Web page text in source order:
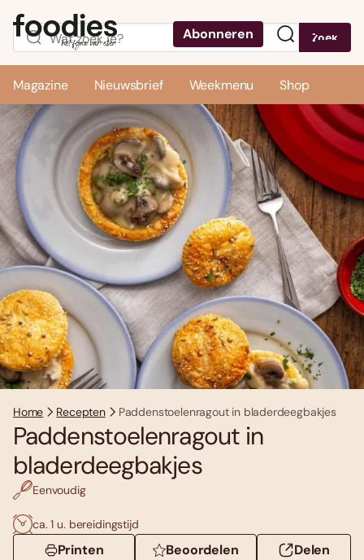
Abonneren Zoek
Magazine Nieuwsbrief Weekmenu Shop
Home Recepten Paddenstoelenragout in bladerdeegbakjes
Paddenstoelenragout in
bladerdeegbakjes
Eenvoudig
ca. 1 u. bereidingstijd
Printen Beoordelen Delen